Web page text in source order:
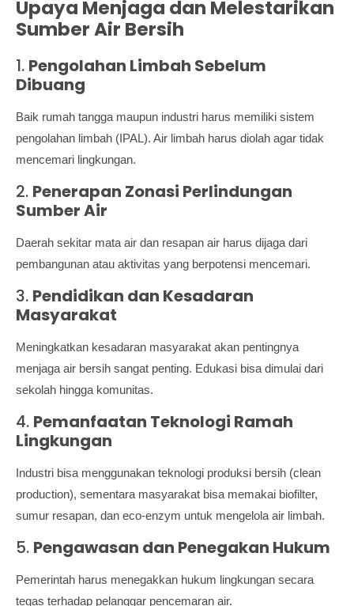
Upaya Menjaga dan Melestarikan
Sumber Air Bersih
1. Pengolahan Limbah Sebelum
Dibuang
Baik rumah tangga maupun industri harus memiliki sistem
pengolahan limbah (IPAL). Air limbah harus diolah agar tidak
mencemari lingkungan.
2. Penerapan Zonasi Perlindungan
Sumber Air
Daerah sekitar mata air dan resapan air harus dijaga dari
pembangunan atau aktivitas yang berpotensi mencemari.
3. Pendidikan dan Kesadaran
Masyarakat
Meningkatkan kesadaran masyarakat akan pentingnya
menjaga air bersih sangat penting. Edukasi bisa dimulai dari
sekolah hingga komunitas.
4. Pemanfaatan Teknologi Ramah
Lingkungan
Industri bisa menggunakan teknologi produksi bersih (clean
production), sementara masyarakat bisa memakai biofilter,
sumur resapan, dan eco-enzym untuk mengelola air limbah.
5. Pengawasan dan Penegakan Hukum
Pemerintah harus menegakkan hukum lingkungan secara
tegas terhadap pelanggar pencemaran air.